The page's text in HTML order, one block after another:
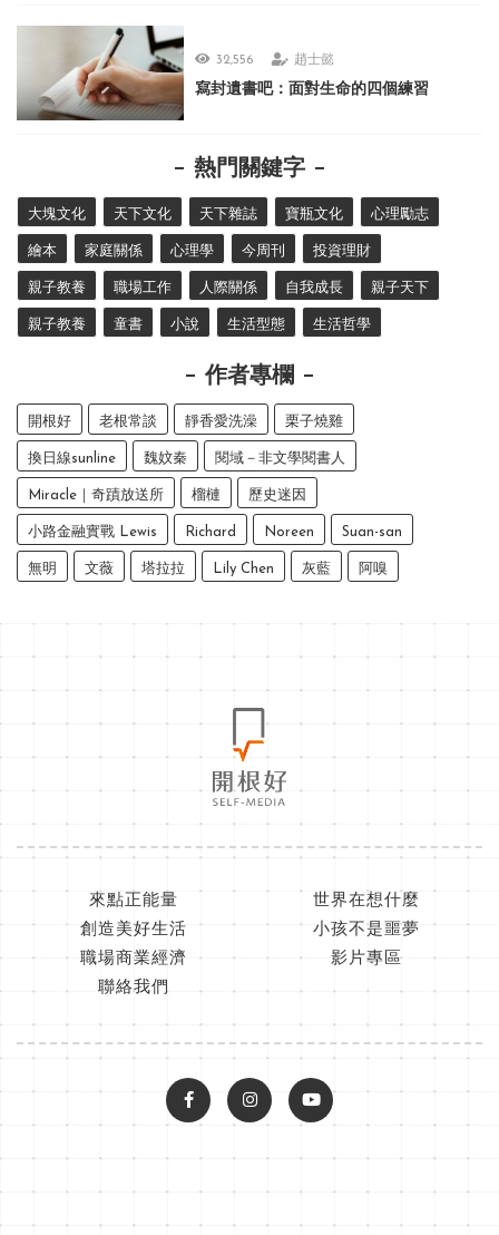
32,556 趙士懿
寫封遺書吧：面對生命的四個練習
熱門關鍵字
大塊文化 天下文化 天下雜誌 寶瓶文化 心理勵志
繪本 家庭關係 心理學 今周刊 投資理財
親子教養 職場工作 人際關係 自我成長 親子天下
親子教養 童書 小說 生活型態 生活哲學
作者專欄
開根好 老根常談 靜香愛洗澡 栗子燒雞
換日線sunline 魏妏秦 閱域－非文學閱書人
Miracle｜奇蹟放送所 榴槤 歷史迷因
小路金融實戰 Lewis Richard Noreen Suan-san
無明 文薇 塔拉拉 Lily Chen 灰藍 阿嗅
來點正能量
世界在想什麼
創造美好生活
小孩不是噩夢
職場商業經濟
影片專區
聯絡我們